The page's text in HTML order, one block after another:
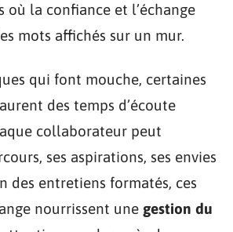
où la confiance et l’échange
mots affichés sur un mur.
qui font mouche, certaines
des temps d’écoute
collaborateur peut
ses aspirations, ses envies
des entretiens formatés, ces
nourrissent une gestion du